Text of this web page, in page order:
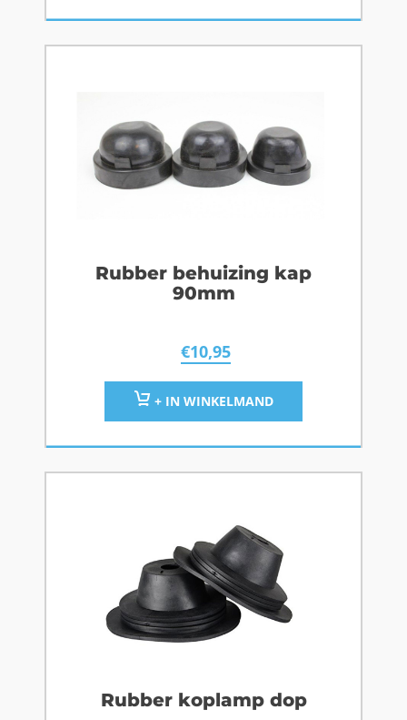
Rubber behuizing kap
90mm
€10,95
+ IN WINKELMAND
Rubber koplamp dop